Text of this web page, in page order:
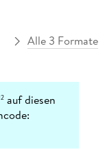
Alle 3 Formate
auf diesen